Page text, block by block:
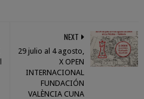
NEXT
29 julio al 4 agosto,
X OPEN
INTERNACIONAL
FUNDACIÓN
VALÈNCIA CUNA